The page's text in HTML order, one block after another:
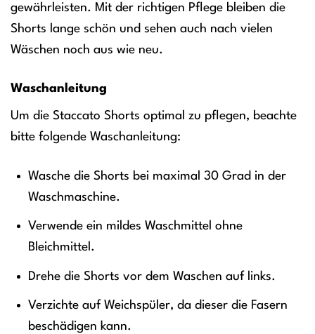
gewährleisten. Mit der richtigen Pflege bleiben die
Shorts lange schön und sehen auch nach vielen
Wäschen noch aus wie neu.
Waschanleitung
Um die Staccato Shorts optimal zu pflegen, beachte
bitte folgende Waschanleitung:
Wasche die Shorts bei maximal 30 Grad in der
Waschmaschine.
Verwende ein mildes Waschmittel ohne
Bleichmittel.
Drehe die Shorts vor dem Waschen auf links.
Verzichte auf Weichspüler, da dieser die Fasern
beschädigen kann.